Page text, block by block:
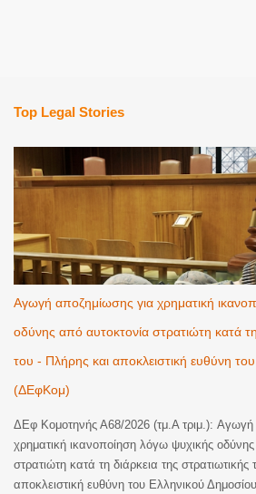
Top Legal Stories
Αγωγή αποζημίωσης για χρηματική
οδύνης από αυτοκτονία στρατιώτη κατά τη
του - Πλήρης και αποκλειστική ευθύνη
(ΔΕφΚομ)
ΔΕφ Κομοτηνής Α68/2026 (τμ.Α τριμ.): Αγωγή
χρηματική ικανοποίηση λόγω ψυχικής
στρατιώτη κατά τη διάρκεια της
αποκλειστική ευθύνη του Ελληνικού